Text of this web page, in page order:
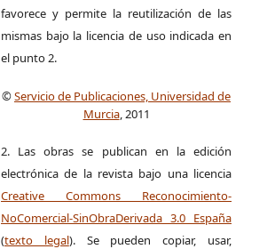
favorece y permite la reutilización de las
mismas bajo la licencia de uso indicada en
el punto 2.
©Servicio de Publicaciones, Universidad de
Murcia, 2011
2. Las obras se publican en la edición
electrónica de la revista bajo una licencia
Creative Commons Reconocimiento-
NoComercial-SinObraDerivada 3.0 España
(texto legal). Se pueden copiar, usar,